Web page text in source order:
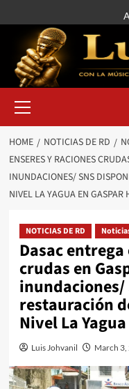
HOME NOTICIAS DE RD
ENSERES Y RACIONES
INUNDACIONES/ SNS
NIVEL LA YAGUA EN GASPAR
NOTICIAS DE RD
Dasac
crudas en
inundaciones/
restauración
Nivel La
Luis Johvanil March 3,